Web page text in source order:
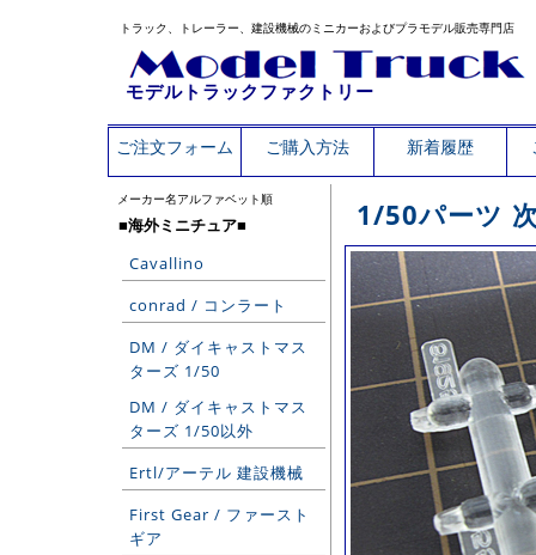
トラック、トレーラー、建設機械のミニカーおよびプラモデル販売専門店
モデルトラックファクトリー
ご注文フォーム ご購入方法 新着履歴
メーカー名アルファベット順
■海外ミニチュア■
Cavallino
conrad / コンラート
DM / ダイキャストマス
ターズ 1/50
DM / ダイキャストマス
ターズ 1/50以外
Ertl/アーテル 建設機械
First Gear / ファースト
ギア
1/50パーツ